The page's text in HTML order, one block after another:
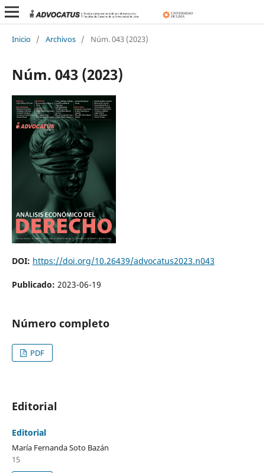
Inicio / Archivos / Núm. 043 (2023)
Núm. 043 (2023)
DOI: https://doi.org/10.26439/advocatus2023.n043
Publicado: 2023-06-19
Número completo
PDF
Editorial
Editorial
María Fernanda Soto Bazán
15